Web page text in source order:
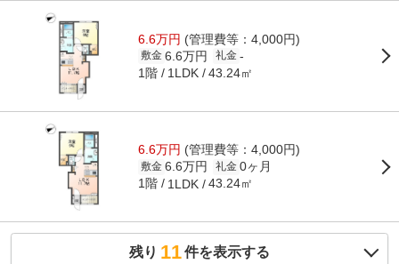
6.6万円 (管理費等：4,000円)
敷金 6.6万円 礼金 -
1階 1LDK 43.24㎡
6.6万円 (管理費等：4,000円)
敷金 6.6万円 礼金 0ヶ月
1階 1LDK 43.24㎡
残り 11件を表示する